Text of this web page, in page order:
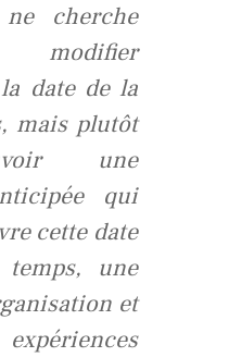
cherche
date de la
mais plutôt
une
qui
cette date
une
et